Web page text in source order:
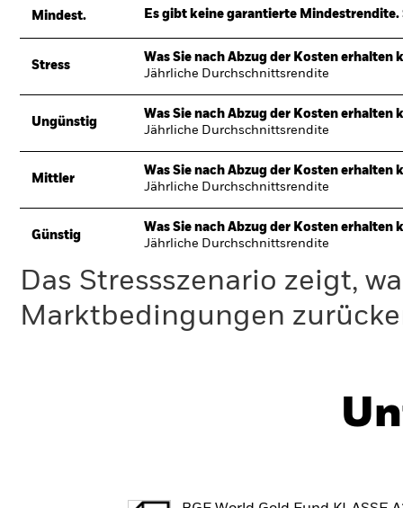
Mindest. Es gibt keine garantierte
Stress
Was Sie nach Abzug der Kosten erhalten
Jährliche Durchschnittsrendite
Ungünstig
Was Sie nach Abzug der Kosten erhalten
Jährliche Durchschnittsrendite
Mittler
Was Sie nach Abzug der Kosten erhalten
Jährliche Durchschnittsrendite
Günstig
Was Sie nach Abzug der Kosten erhalten
Jährliche Durchschnittsrendite
Das Stressszenario zeigt,
Marktbedingungen